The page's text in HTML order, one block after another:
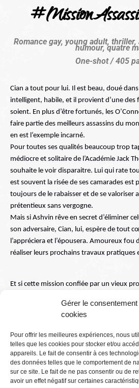
Gérer le consentement
cookies
Pour offrir les meilleures expériences, nous
telles que les cookies pour stocker et/ou
appareils. Le fait de consentir à ces
des données telles que le comportement de
sur ce site. Le fait de ne pas consentir ou de
avoir un effet négatif sur certaines
Romance gay, young adult,
humour, quatre
One-shot / 405
Cian a tout pour lui. Il est beau, doué
intelligent, habile, et il provient d’une des
soient. En plus d’être fortunés, les
faire partie des meilleurs assassins du
en est l’exemple incarné.
Pour toutes ses qualités beaucoup trop
médiocre et solitaire de l’Académie Jack
souhaite le voir disparaitre. Lui qui rate
est souvent la risée de ses camarades est
toujours de le rabaisser et de se valoriser
prétentieux sans vergogne.
Mais si Ashvin rêve en secret d’éliminer
son adversaire, Cian, lui, espère de tout
l’appréciera et l’épousera. Amoureux fou
réaliser leurs prochains travaux pratiques
Et si cette mission confiée par un vieux
situation venait à les dépasser tant et
eux à se rapprocher?
Mentions légales